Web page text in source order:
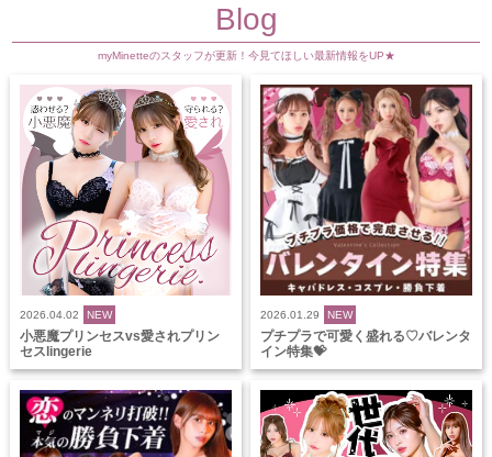
Blog
myMinetteのスタッフが更新！今見てほしい最新情報をUP★
2026.04.02 NEW
小悪魔プリンセスvs愛されプリン
セスlingerie
2026.01.29 NEW
プチプラで可愛く盛れる♡バレンタ
イン特集💝